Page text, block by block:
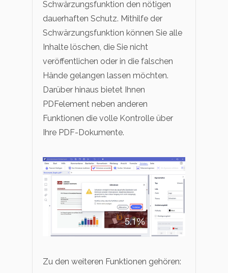
Schwärzungsfunktion den nötigen
dauerhaften Schutz. Mithilfe der
Schwärzungsfunktion können Sie alle
Inhalte löschen, die Sie nicht
veröffentlichen oder in die falschen
Hände gelangen lassen möchten.
Darüber hinaus bietet Ihnen
PDFelement neben anderen
Funktionen die volle Kontrolle über
Ihre PDF-Dokumente.
Zu den weiteren Funktionen gehören: